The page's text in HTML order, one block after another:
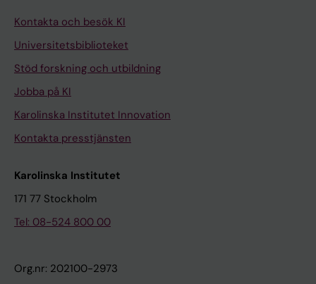
Kontakta och besök KI
Universitetsbiblioteket
Stöd forskning och utbildning
Jobba på KI
Karolinska Institutet Innovation
Kontakta presstjänsten
Karolinska Institutet
171 77 Stockholm
Tel: 08-524 800 00
Org.nr: 202100-2973